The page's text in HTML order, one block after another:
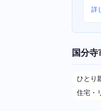
詳
国分寺
ひとり
住宅・